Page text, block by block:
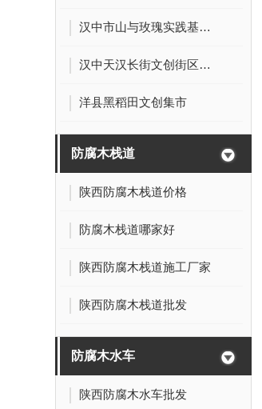
汉中市山与玫瑰实践基地项目文创摊位
汉中天汉长街文创街区防腐木摊位
洋县黑稻田文创集市
防腐木栈道
陕西防腐木栈道价格
防腐木栈道哪家好
陕西防腐木栈道施工厂家
陕西防腐木栈道批发
防腐木水车
陕西防腐木水车批发